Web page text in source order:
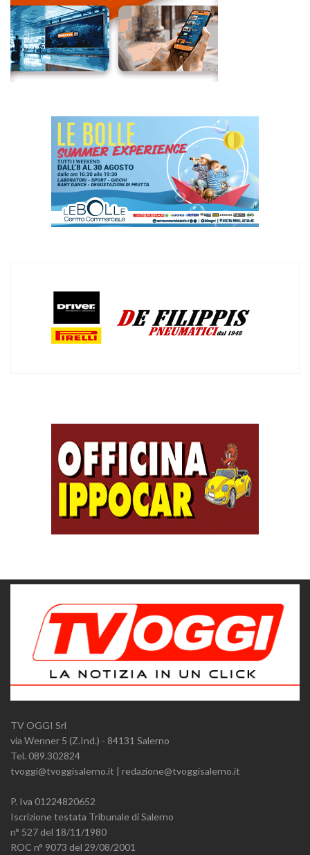
TV OGGI Srl
via Wenner 5 (Z.Ind.) - 84131 Salerno
Tel. 089.302824
tvoggi@tvoggisalerno.it | redazione@tvoggisalerno.it
P. Iva 01224820652
Iscrizione testata Tribunale di Salerno
n° 527 del 18/11/1980
ROC n° 9073 del 29/08/2001